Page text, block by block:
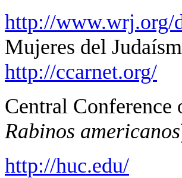
http://www.wrj.org/
Mujeres del
http://ccarnet.org/
Central
Rabinos americanos
http://huc.edu/